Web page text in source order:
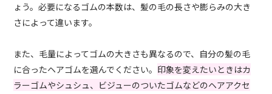
ょう。必要になるゴムの本数は、髪の毛の長さや膨らみの大き
さによって違います。
また、毛量によってゴムの大きさも異なるので、自分の髪の毛
に合ったヘアゴムを選んでください。 印象を変えたいときはカ
ラーゴムやシュシュ、ビジューのついたゴムなどのヘアアクセ